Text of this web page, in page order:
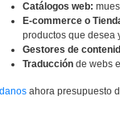
Catálogos web:
E-commerce o
productos que desea
Gestores de
Traducción de webs
ahora presupuesto